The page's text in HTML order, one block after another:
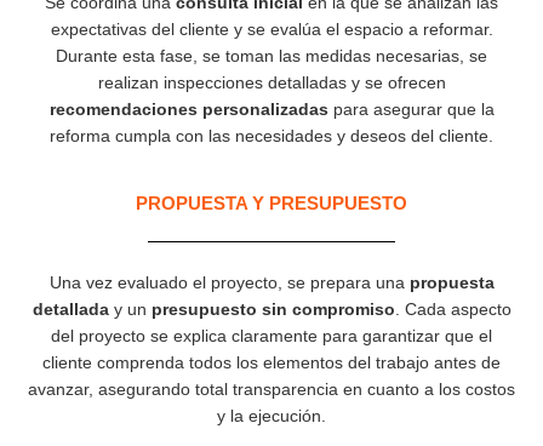
expectativas del cliente y se evalúa el espacio a reformar.
Durante esta fase, se toman las medidas necesarias, se
realizan inspecciones detalladas y se ofrecen
recomendaciones personalizadas para asegurar que la
reforma cumpla con las necesidades y deseos del cliente.
PROPUESTA Y PRESUPUESTO
Una vez evaluado el proyecto, se prepara una propuesta
detalladay un presupuesto sin compromiso . Cada aspecto
del proyecto se explica claramente para garantizar que el
cliente comprenda todos los elementos del trabajo antes de
avanzar, asegurando total transparencia en cuanto a los costos
y la ejecución.